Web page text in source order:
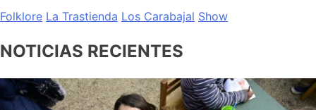
Folklore La Trastienda Los Carabajal Show
NOTICIAS RECIENTES